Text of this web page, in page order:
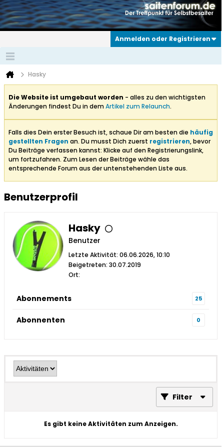
Anmelden oder Registrieren
Hasky
Die Website ist umgebaut worden - alles zu den wichtigsten
Änderungen findest Du in demArtikel zum Relaunch.
Falls dies Dein erster Besuch ist, schaue Dir am besten die häufig
gestellten Fragen an. Du musst Dich zuerst registrieren, bevor
Du Beiträge verfassen kannst: Klicke auf den Registrierungslink,
um fortzufahren. Zum Lesen der Beiträge wähle das
entsprechende Forum aus der untenstehenden Liste aus.
Benutzerprofil
Hasky
Benutzer
Letzte Aktivität: 06.06.2026, 10:10
Beigetreten: 30.07.2019
Ort:
Abonnements 25
Abonnenten 0
Filter
Es gibt keine Aktivitäten zum Anzeigen.